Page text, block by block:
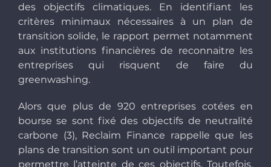
des objectifs climatiques. En identifiant les
critères minimaux nécessaires à un plan de
transition solide, le rapport permet notamment
aux institutions financières de reconnaitre les
entreprises qui risquent de faire du
greenwashing.
Alors que plus de 920 entreprises cotées en
bourse se sont fixé des objectifs de neutralité
carbone (3), Reclaim Finance rappelle que les
plans de transition sont un outil important pour
permettre l’atteinte de ces objectifs. Toutefois,